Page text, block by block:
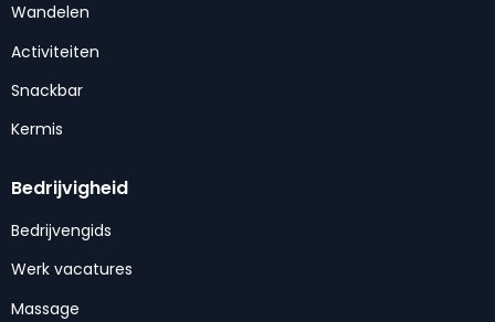
Wandelen
Activiteiten
Snackbar
Kermis
Bedrijvigheid
Bedrijvengids
Werk vacatures
Massage